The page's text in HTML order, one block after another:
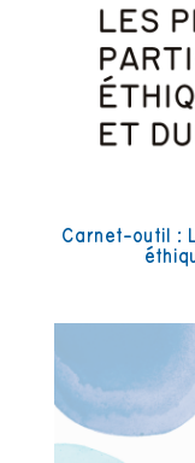
Carnet-outil :